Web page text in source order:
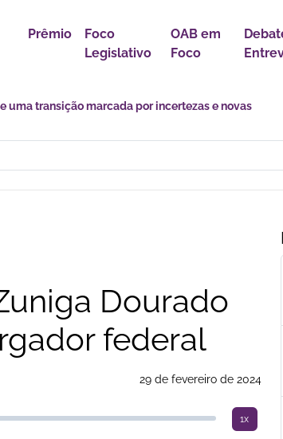
Prêmio
Foco
Legislativo
OAB em
Foco
para Pacientes com Doenças Raras é Medida de
Dourado
federal
29 de fevereiro de 2024
1x